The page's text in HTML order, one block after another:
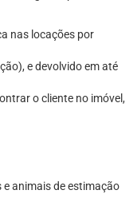
nas locações por
e devolvido em até
o cliente no imóvel,
animais de estimação